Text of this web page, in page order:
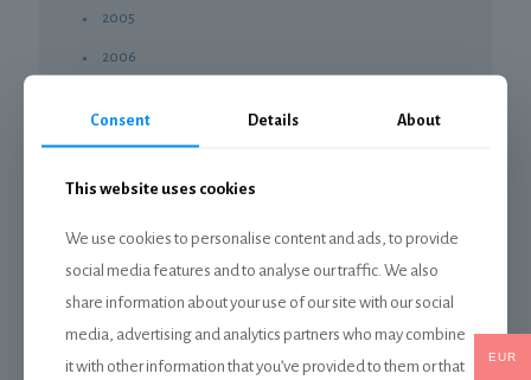
2005
2006
2013
2014
EUR
Consent Details About
This website uses cookies
We use cookies to personalise content and ads, to provide
social media features and to analyse our traffic. We also
share information about your use of our site with our social
media, advertising and analytics partners who may combine
it with other information that you’ve provided to them or that